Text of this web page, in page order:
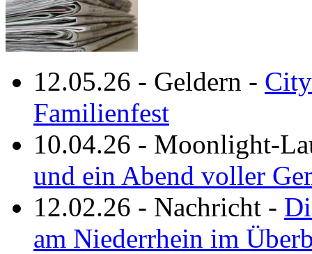
12.05.26 - Geldern -
Familienfest
10.04.26 - Moonlight-
und ein Abend voller
12.02.26 - Nachricht -
am Niederrhein im